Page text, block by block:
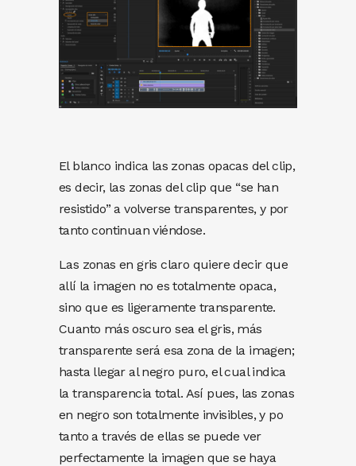
El blanco indica las zonas opacas del clip,
es decir, las zonas del clip que “se han
resistido” a volverse transparentes, y por
tanto continuan viéndose.
Las zonas en gris claro quiere decir que
allí la imagen no es totalmente opaca,
sino que es ligeramente transparente.
Cuanto más oscuro sea el gris, más
transparente será esa zona de la imagen;
hasta llegar al negro puro, el cual indica
la transparencia total. Así pues, las zonas
en negro son totalmente invisibles, y po
tanto a través de ellas se puede ver
perfectamente la imagen que se haya